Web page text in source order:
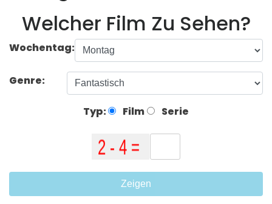
Welcher Film Zu Sehen?
Wochentag:
Genre:
Typ: Film Serie
Zeigen